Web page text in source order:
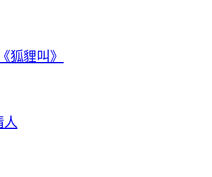
狐貍叫》